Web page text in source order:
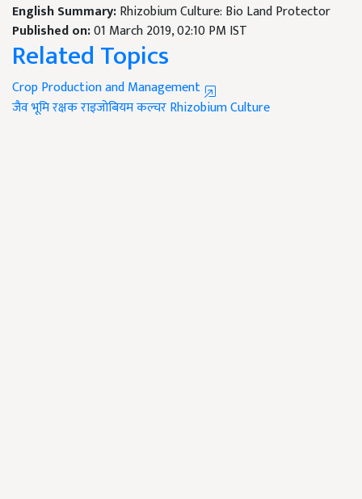
English Summary:Rhizobium Culture: Bio Land Protector
Published on:01 March 2019, 02:10 PM IST
Related Topics
Crop Production and Management
जैव भूमि रक्षकराइजोबियम कल्चरRhizobium Culture